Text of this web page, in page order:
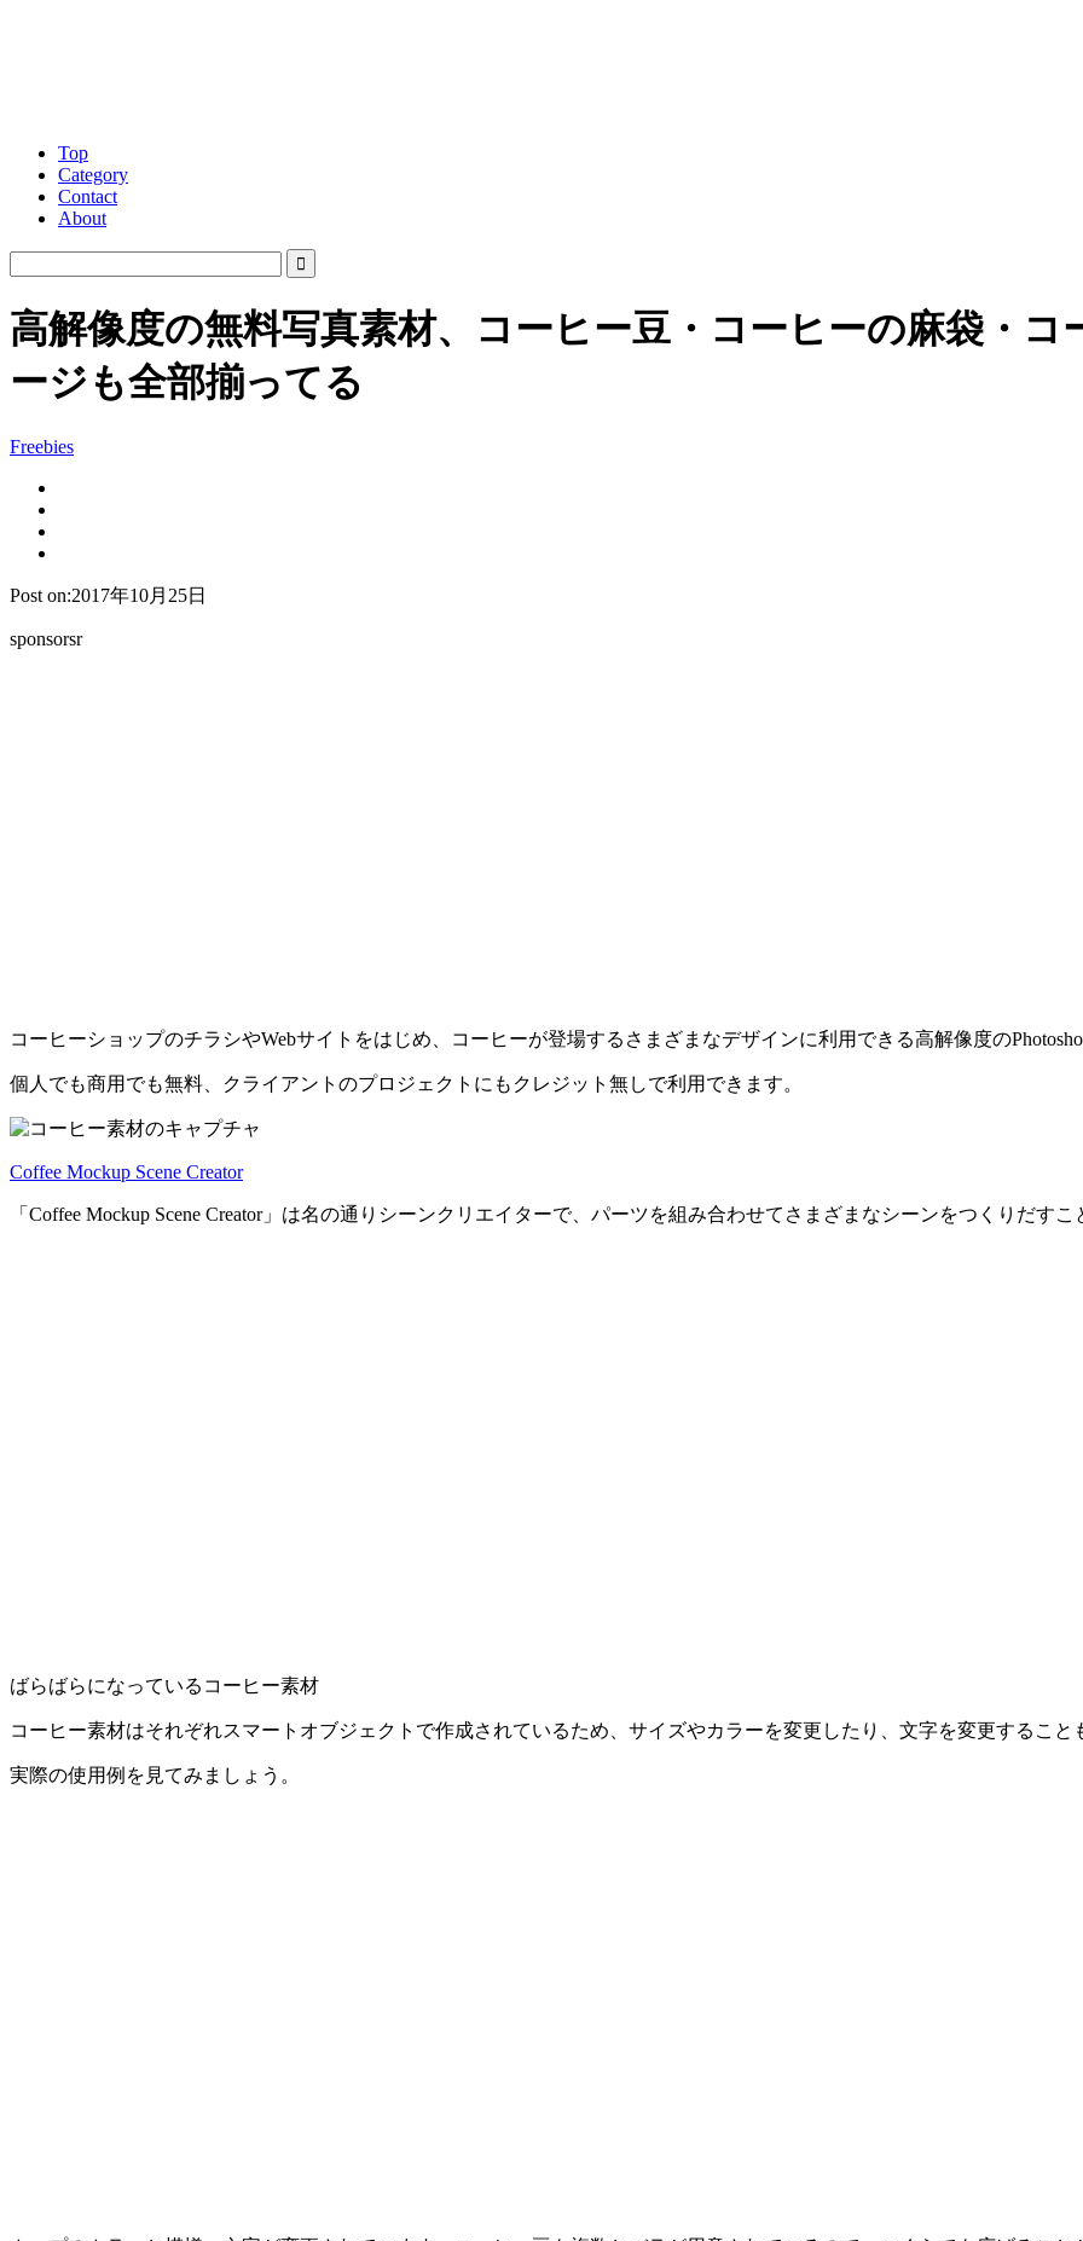
Top
Category
Contact
About
高解像度の無料写真素材、コーヒー豆・コーヒーの麻袋・
ージも全部揃ってる
Freebies
Post on:2017年10月25日
sponsorsr
コーヒーショップのチラシやWebサイトをはじめ、コーヒーが登場するさまざまなデザインに利用できる高解像度の
個人でも商用でも無料、クライアントのプロジェクトにもクレジット無しで利用できます。
Coffee Mockup Scene Creator
「Coffee Mockup Scene Creator」は名の通りシーンクリエイターで、パーツを組み合わせてさまざまなシーンをつくりだすこ
ばらばらになっているコーヒー素材
コーヒー素材はそれぞれスマートオブジェクトで作成されているため、サイズやカラーを変更したり、文字を変更すること
実際の使用例を見てみましょう。